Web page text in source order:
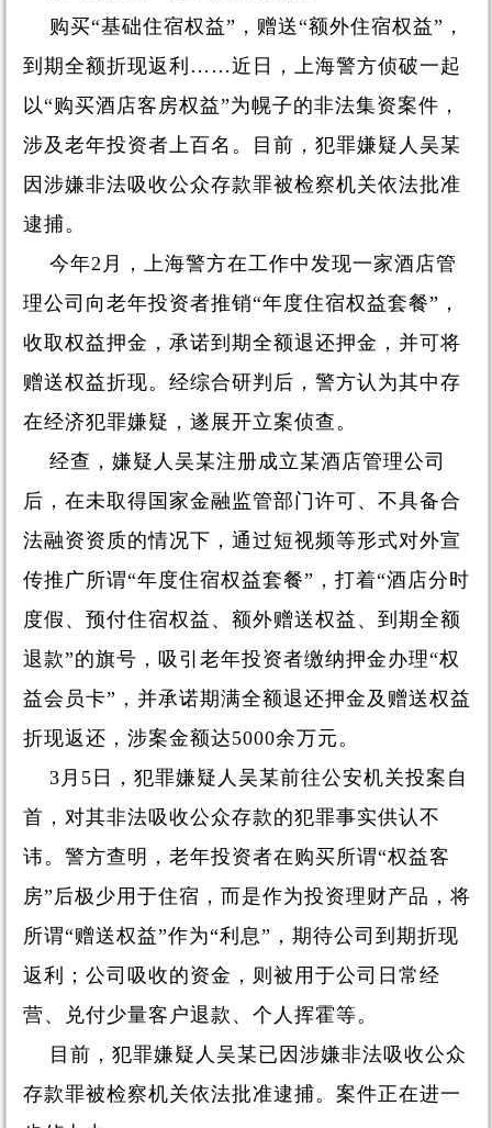
购买“基础住宿权益”，赠送“额外住宿权益”，
到期全额折现返利……近日，上海警方侦破一起
以“购买酒店客房权益”为幌子的非法集资案件，
涉及老年投资者上百名。目前，犯罪嫌疑人吴某
因涉嫌非法吸收公众存款罪被检察机关依法批准
逮捕。
今年2月，上海警方在工作中发现一家酒店管
理公司向老年投资者推销“年度住宿权益套餐”，
收取权益押金，承诺到期全额退还押金，并可将
赠送权益折现。经综合研判后，警方认为其中存
在经济犯罪嫌疑，遂展开立案侦查。
经查，嫌疑人吴某注册成立某酒店管理公司
后，在未取得国家金融监管部门许可、不具备合
法融资资质的情况下，通过短视频等形式对外宣
传推广所谓“年度住宿权益套餐”，打着“酒店分时
度假、预付住宿权益、额外赠送权益、到期全额
退款”的旗号，吸引老年投资者缴纳押金办理“权
益会员卡”，并承诺期满全额退还押金及赠送权益
折现返还，涉案金额达5000余万元。
3月5日，犯罪嫌疑人吴某前往公安机关投案自
首，对其非法吸收公众存款的犯罪事实供认不
讳。警方查明，老年投资者在购买所谓“权益客
房”后极少用于住宿，而是作为投资理财产品，将
所谓“赠送权益”作为“利息”，期待公司到期折现
返利；公司吸收的资金，则被用于公司日常经
营、兑付少量客户退款、个人挥霍等。
目前，犯罪嫌疑人吴某已因涉嫌非法吸收公众
存款罪被检察机关依法批准逮捕。案件正在进一